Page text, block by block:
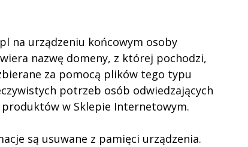
na urządzeniu końcowym osoby
nazwę domeny, z której pochodzi,
za pomocą plików tego typu
potrzeb osób odwiedzających
w Sklepie Internetowym.
są usuwane z pamięci urządzenia.